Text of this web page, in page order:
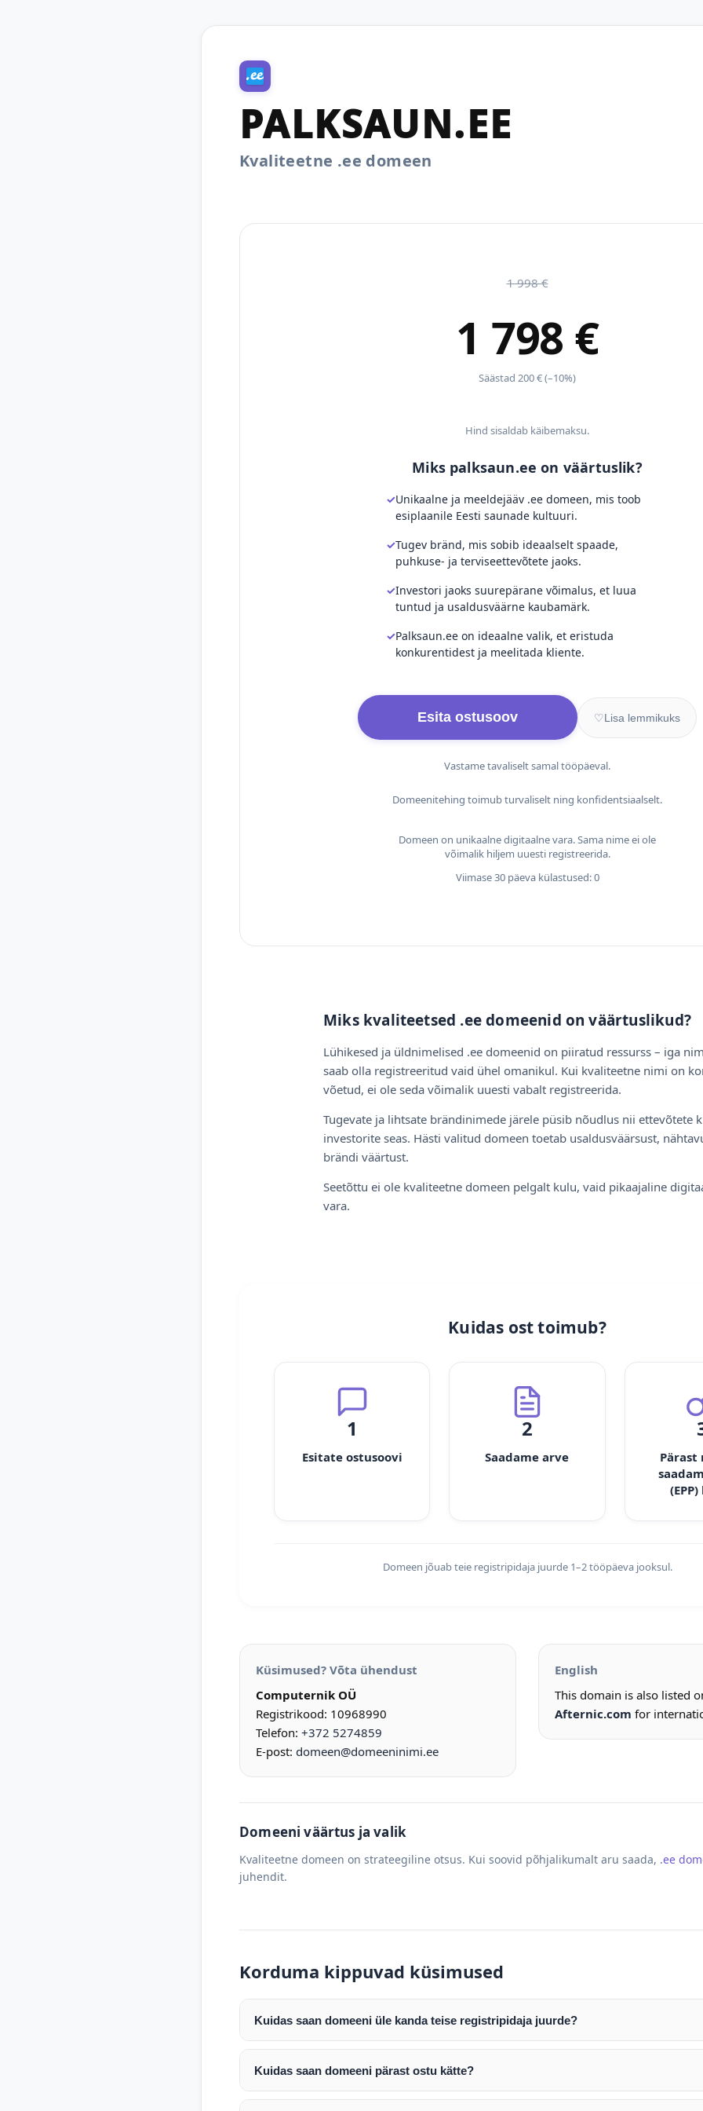
PALKSAUN.EE
Kvaliteetne .ee domeen
1 998 €
1 798 €
Säästad 200 € (–10%)
Hind sisaldab käibemaksu.
Miks palksaun.ee on väärtuslik?
Unikaalne ja meeldejääv .ee domeen, mis toob
esiplaanile Eesti saunade kultuuri.
Tugev bränd, mis sobib ideaalselt spaade,
puhkuse- ja terviseettevõtete jaoks.
Investori jaoks suurepärane võimalus, et luua
tuntud ja usaldusväärne kaubamärk.
Palksaun.ee on ideaalne valik, et eristuda
konkurentidest ja meelitada kliente.
Esita ostusoov ♡Lisa lemmikuks
Vastame tavaliselt samal tööpäeval.
Domeenitehing toimub turvaliselt ning konfidentsiaalselt.
Domeen on unikaalne digitaalne vara. Sama nime ei ole
võimalik hiljem uuesti registreerida.
Viimase 30 päeva külastused: 0
Miks kvaliteetsed .ee domeenid on väärtuslikud?
Lühikesed ja üldnimelised .ee domeenid on piiratud ressurss – iga
saab olla registreeritud vaid ühel omanikul. Kui kvaliteetne nimi on
võetud, ei ole seda võimalik uuesti vabalt registreerida.
Tugevate ja lihtsate brändinimede järele püsib nõudlus nii ettevõtete
investorite seas. Hästi valitud domeen toetab usaldusväärsust,
brändi väärtust.
Seetõttu ei ole kvaliteetne domeen pelgalt kulu, vaid pikaajaline
vara.
Kuidas ost toimub?
1
Esitate ostusoovi
2
Saadame arve
Pärast
Domeen jõuab teie registripidaja juurde 1–2 tööpäeva jooksul.
Küsimused? Võta ühendust
Computernik OÜ
Registrikood: 10968990
Telefon: +372 5274859
E-post: domeen@domeeninimi.ee
English
This domain is also listed
Afternic.com for
Domeeni väärtus ja valik
Kvaliteetne domeen on strateegiline otsus. Kui soovid põhjalikumalt aru saada, .ee
juhendit.
Korduma kippuvad küsimused
Kuidas saan domeeni üle kanda teise registripidaja juurde?
Pärast makse laekumist edastame teile domeeni AUTH (EPP) koodi. Selle abil saate
enda valitud registripidaja juurde.
Domeeni ülekandmine toimub registripidajate vahelise protsessina ning võib võtta
Kuidas saan domeeni pärast ostu kätte?
Pärast ostu vormistamist väljastame arve. Maksekinnituse järel edastame teile